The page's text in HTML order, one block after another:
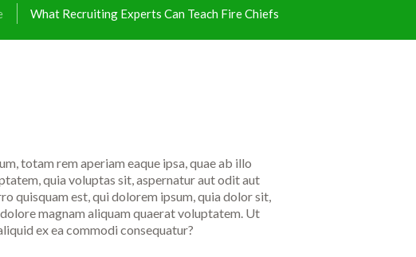
What Recruiting Experts Can Teach Fire Chiefs
totam rem aperiam eaque ipsa, quae ab illo
quia voluptas sit, aspernatur aut odit aut
quisquam est, qui dolorem ipsum, quia dolor sit,
magnam aliquam quaerat voluptatem. Ut
ex ea commodi consequatur?